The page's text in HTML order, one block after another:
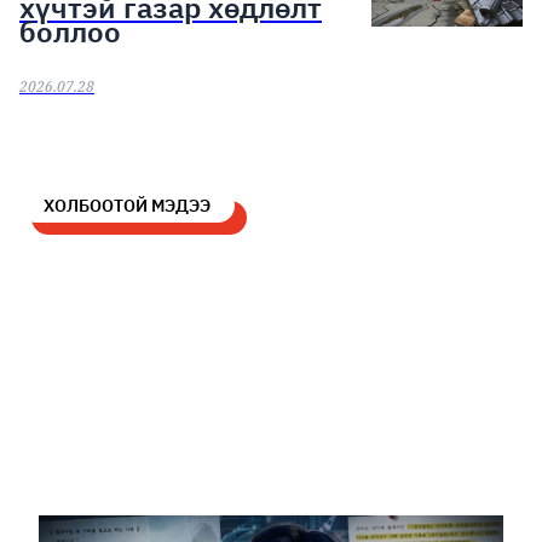
боллоо
2026.07.28
ХОЛБООТОЙ МЭДЭЭ